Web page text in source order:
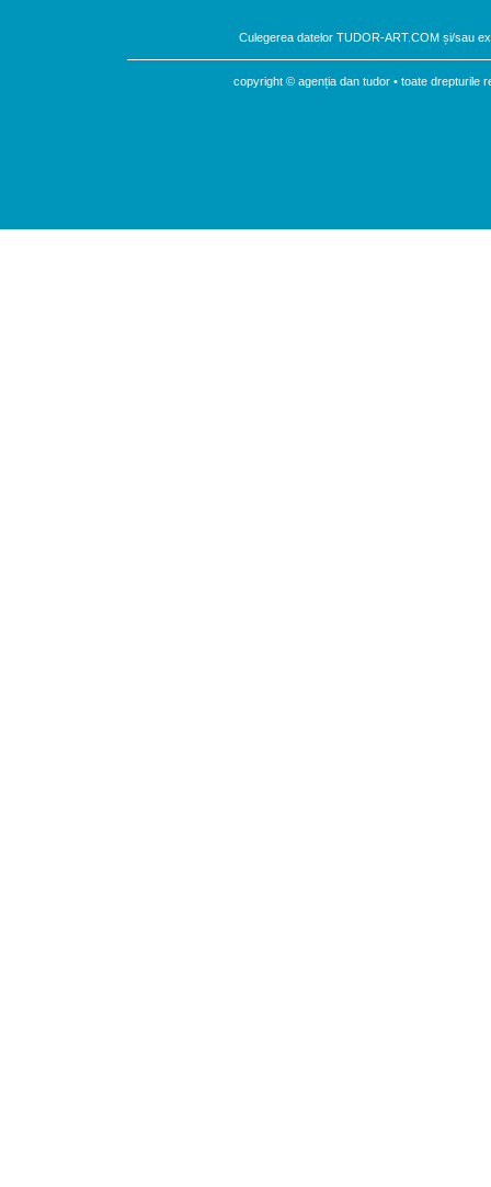
Culegerea datelor TUDOR-ART.COM și/sau
copyright © agenția dan tudor • toate drepturile